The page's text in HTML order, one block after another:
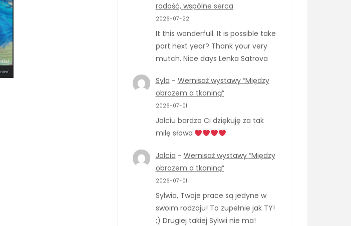
radość, wspólne serca
2026-07-22
It this wonderfull. It is possible take
part next year? Thank your very
mutch. Nice days Lenka Satrova
Syla - Wernisaż wystawy “Między
obrazem a tkaniną”
2026-07-01
Jolciu bardzo Ci dziękuję za tak
milę słowa
Jolcia - Wernisaż wystawy “Między
obrazem a tkaniną”
2026-07-01
Sylwia, Twoje prace są jedyne w
swoim rodzaju! To zupełnie jak TY!
;) Drugiej takiej Sylwii nie ma!